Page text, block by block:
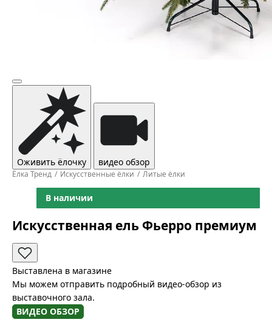
Оживить ёлочку видео обзор
Ёлка Тренд Искусственные ёлки Литые ёлки
В наличии
Искусственная ель Фьерро премиум
Выставлена в магазине
Мы можем отправить подробный видео-обзор из
выставочного зала.
ВИДЕО ОБЗОР